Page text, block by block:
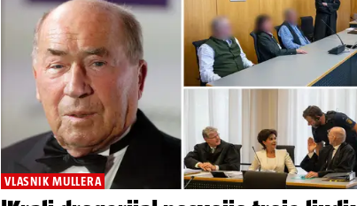
VLASNIK MULLERA